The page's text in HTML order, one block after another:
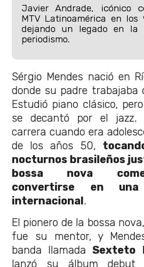
Javier Andrade, icónico
MTV Latinoamérica en los
dejando un legado en la
periodismo.
Sérgio Mendes nació en
donde su padre trabajaba
Estudió piano clásico,
se decantó por el jazz.
carrera cuando era
de los años 50,
nocturnos brasileños
bossa nova
convertirse en una
internacional .
El pionero de la bossa nova,
fue su mentor, y
banda llamadaSexteto
lanzó su álbum debut